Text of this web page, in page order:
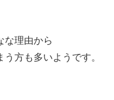
な理由から
方も多いようです。